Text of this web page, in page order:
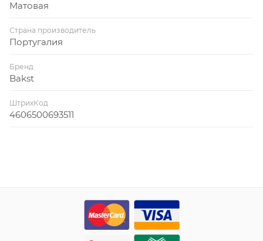
Матовая
Страна производитель
Португалия
Бренд
Bakst
ШтрихКод
4606500693511